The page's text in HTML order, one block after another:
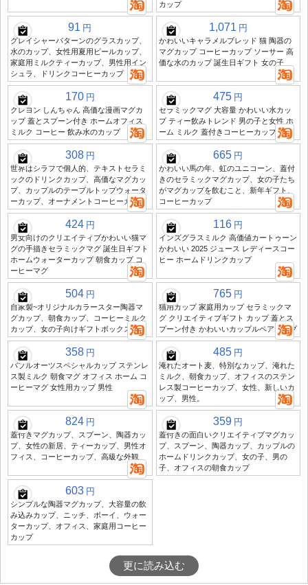
カップ
91 円
グレイシャーパターンのグラスカップ、
水のカップ、女性用夏用ビールカップ、
家庭用ミルクティーカップ、男性用イン
シュラ、ドリンクコーヒーカップ
1,071 円
かわいいキャラメルブレッド 猫 陶器の
マグカップ コーヒーカップ ソーサー 高
価な水のカップ 誕生日ギフト 女の子
170 円
クレヨン しんちゃん 高価な漫画マグカ
ップ 蓋とスプーン付き ホームオフィス
ミルク コーヒー 飲み水のカップ
475 円
セラミックマグ 大容量 かわいい水カッ
プ ティー飲みトレンド 男の子と女性 ホ
ーム ミルク 蓋付きコーヒーカップ
308 円
世界はシラフで個人的、テキストセラミ
ックのドリンクカップ、高価なマグカッ
プ、カップルのテーブルトップウォータ
ーカップ、オーナメントコーヒーカップ
665 円
かわいい馬の年、虹のユニコーン、蓋付
きのセラミックマグカップ、女の子たち
がマグカップを飲むこと、新年ギフト、
コーヒーカップ
424 円
男女向けのクリエイティブかわいい猫マ
グの手描きセラミックマグ 誕生日ギフト
ホームウォーターカップ 朝食カップ コ
ーヒーマグ
116 円
インズグラスミルク 高価値カートゥーン
かわいい 2025 ジュース レディースコー
ヒー ホームドリンクカップ
504 円
自家製~オリジナルカラースター陶器マ
グカップ、朝食カップ、コーヒーミルク
カップ、女の子向けギフトボックス
765 円
猫用カップ 家庭用カップ セラミックマ
グ クリエイティブギフト カップ 蓋とス
プーン付き かわいいカップルペアカップ
358 円
バブルオーツスペシャルカップ ステンレ
ス製ミルク 朝食マグ オフィス ホーム コ
ーヒーマグ 女性用カップ 男性
485 円
淹れたオート麦、特別なカップ、淹れた
ミルク、朝食カップ、オフィスのステン
レス製コーヒーカップ、女性、新しいカ
ップ、男性。
824 円
蓋付きマグカップ、スプーン、陶器カッ
プ、女性の新居、ティーカップ、男性オ
フィス、コーヒーカップ、高級な外観
359 円
蓋付きの面白いクリエイティブマグカッ
プ、スプーン、陶器カップ、カップルの
ホームドリンクカップ、女の子、男の
子、オフィスの朝食カップ
603 円
シンプルな陶器マグカップ、大容量の飲
み込みカップ、ニッチ、ボーイ、ウォー
ターカップ、オフィス、家庭用コーヒー
カップ
更に読み込む